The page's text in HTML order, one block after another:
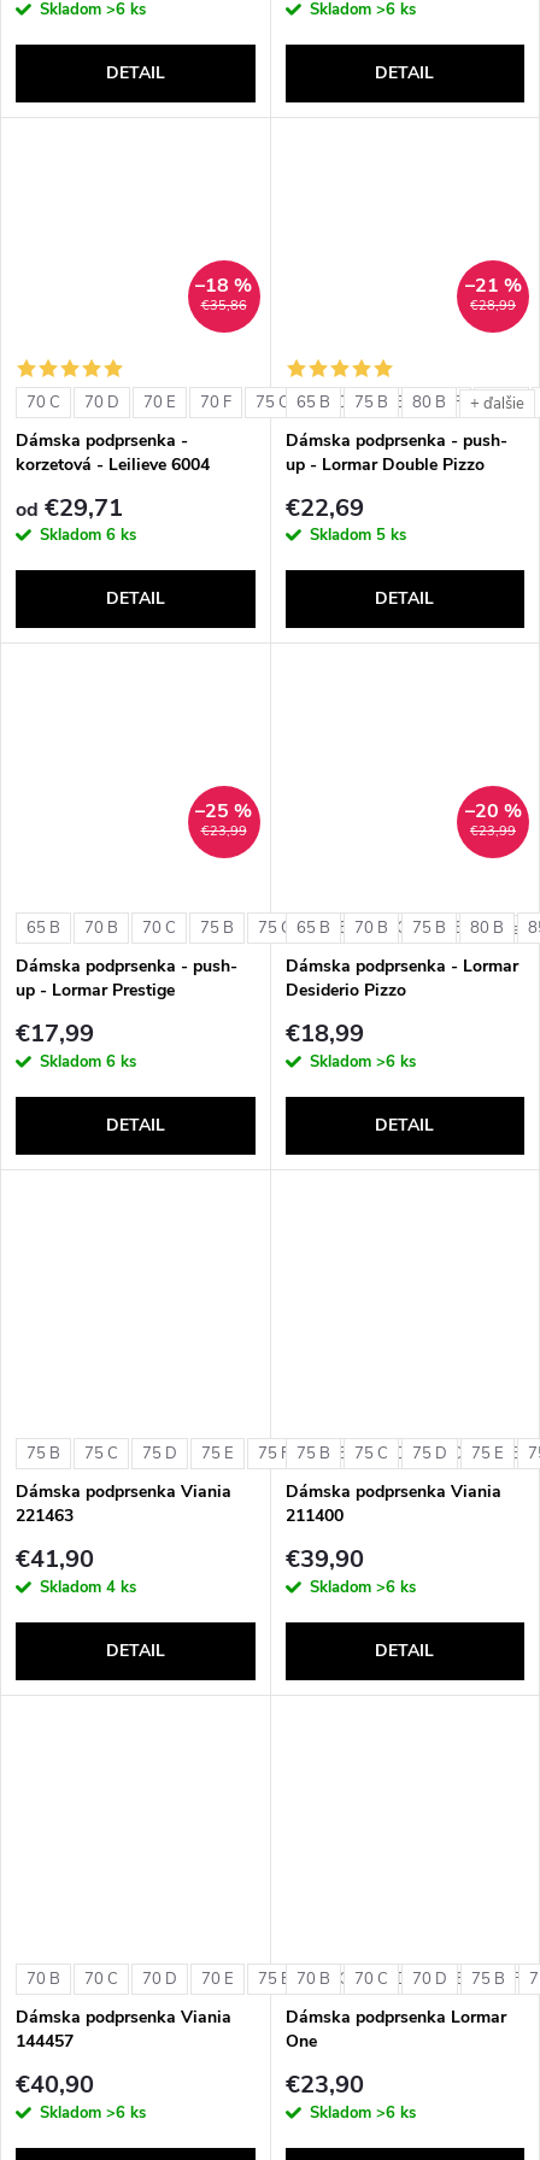
Skladom >6 ks
DETAIL
Skladom >6 ks
DETAIL
€35,86
–18 %
70 C 70 D 70 E 70 F 75 C 75 D 75 E 75 F 80 C
Dámska podprsenka -
korzetová - Leilieve 6004
od €29,71
Skladom 6 ks
DETAIL
€28,99
–21 %
65 B 75 B 80 B + ďalšie
Dámska podprsenka - push-
up - Lormar Double Pizzo
€22,69
Skladom 5 ks
DETAIL
€23,99
–25 %
65 B 70 B 70 C 75 B 75 C 80 B 80 C 85 B +
Dámska podprsenka - push-
up - Lormar Prestige
€17,99
Skladom 6 ks
DETAIL
€23,99
–20 %
65 B 70 B 75 B 80 B
Dámska podprsenka - Lormar
Desiderio Pizzo
€18,99
Skladom >6 ks
DETAIL
75 B 75 C 75 D 75 E 75 F 80 B 80 C 80 D 80 E
Dámska podprsenka Viania
221463
€41,90
Skladom 4 ks
DETAIL
75 B 75 C 75 D 75 E
Dámska podprsenka Viania
211400
€39,90
Skladom >6 ks
DETAIL
70 B 70 C 70 D 70 E 75 B 75 C 75 D 75 E 75 F
Dámska podprsenka Viania
144457
€40,90
Skladom >6 ks
70 B 70 C 70 D 75 B
Dámska podprsenka Lormar
One
€23,90
Skladom >6 ks